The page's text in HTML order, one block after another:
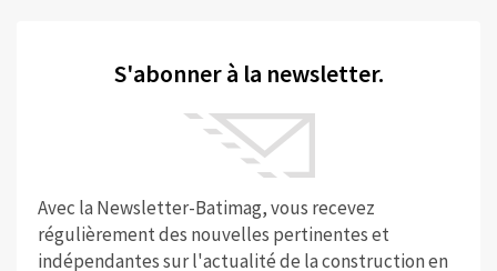
S'abonner à la newsletter.
Avec la Newsletter-Batimag, vous recevez
régulièrement des nouvelles pertinentes et
indépendantes sur l'actualité de la construction en